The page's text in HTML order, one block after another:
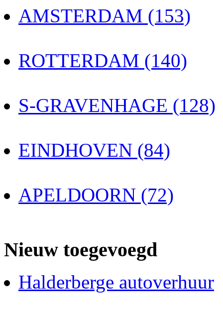
AMSTERDAM (153)
ROTTERDAM (140)
S-GRAVENHAGE (128)
EINDHOVEN (84)
APELDOORN (72)
Nieuw toegevoegd
Halderberge autoverhuur